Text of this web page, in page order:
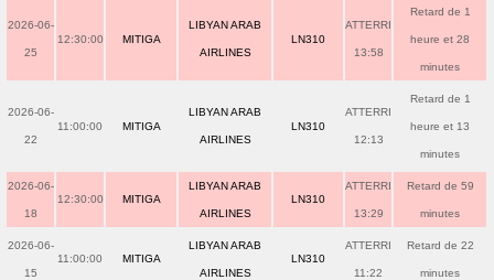
2026-06-
25
12:30:00 MITIGA
LIBYAN ARAB
AIRLINES
LN310
ATTERRI
13:58
Retard de 1
heure et 28
minutes
2026-06-
22
11:00:00 MITIGA
LIBYAN ARAB
AIRLINES
LN310
ATTERRI
12:13
Retard de 1
heure et 13
minutes
2026-06-
18
12:30:00 MITIGA
LIBYAN ARAB
AIRLINES
LN310
ATTERRI
13:29
Retard de 59
minutes
2026-06-
15
11:00:00 MITIGA
LIBYAN ARAB
AIRLINES
LN310
ATTERRI
11:22
Retard de 22
minutes